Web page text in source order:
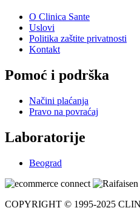
O Clinica Sante
Uslovi
Politika zaštite privatnosti
Kontakt
Pomoć i podrška
Načini plaćanja
Pravo na povraćaj
Laboratorije
Beograd
COPYRIGHT © 1995-2025